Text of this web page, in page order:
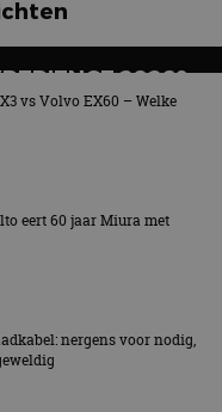
2026?
vs Volvo EX60 – Welke
eert 60 jaar Miura met
nergens voor nodig,